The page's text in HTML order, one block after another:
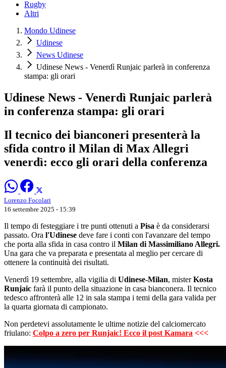
Rugby
Altri
Mondo Udinese
Udinese
News Udinese
Udinese News - Venerdì Runjaic parlerà in conferenza
stampa: gli orari
Udinese News - Venerdì Runjaic parlerà
in conferenza stampa: gli orari
Il tecnico dei bianconeri presenterà la
sfida contro il Milan di Max Allegri
venerdì: ecco gli orari della conferenza
Lorenzo Focolari
16 settembre 2025 - 15:39
Il tempo di festeggiare i tre punti ottenuti a Pisa è da considerarsi
passato. Ora l'Udinese deve fare i conti con l'avanzare del tempo
che porta alla sfida in casa contro il Milan di Massimiliano Allegri.
Una gara che va preparata e presentata al meglio per cercare di
ottenere la continuità dei risultati.
Venerdì 19 settembre, alla vigilia di Udinese-Milan, misterKosta
Runjaic farà il punto della situazione in casa bianconera. Il tecnico
tedesco affronterà alle 12 in sala stampa i temi della gara valida per
la quarta giornata di campionato.
Non perdetevi assolutamente le ultime notizie del calciomercato
friulano: Colpo a zero per Runjaic! Ecco il post Kamara <<<